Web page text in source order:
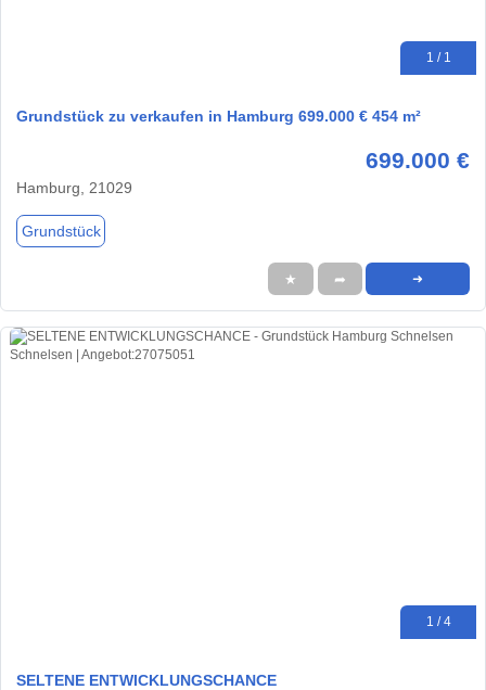
1 / 1
Grundstück zu verkaufen in Hamburg 699.000 € 454 m²
699.000 €
Hamburg, 21029
Grundstück
★ ➦ ➜
1 / 4
SELTENE ENTWICKLUNGSCHANCE